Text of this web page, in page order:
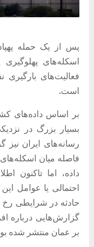
پس از یک حمله
اسکله‌های پهلوگیری
فعالیت‌های بارگیری
است.
بر اساس داده‌های
بسیار بزرگ در
رسانه‌های ایران نیز
فاصله میان
داده، اما تاکنون
احتمالی یا عوامل
حادثه در شرایطی
گزارش‌هایی درباره
بر عمان منتشر شده